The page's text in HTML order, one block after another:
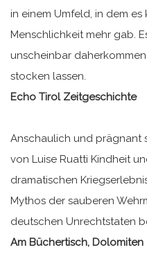
in einem Umfeld, in dem
Menschlichkeit mehr gab.
unscheinbar
stocken lassen.
Echo Tirol Zeitgeschichte
Anschaulich und prägnant
von Luise Ruatti Kindheit
dramatischen
Mythos der sauberen
deutschen Unrechtstaten
Am Büchertisch, Dolomiten